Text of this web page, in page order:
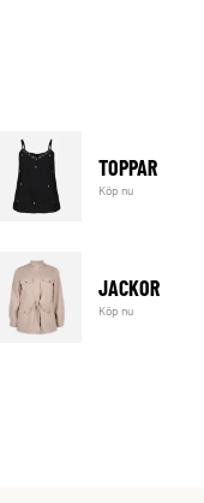
TOPPAR
Köp nu
JACKOR
Köp nu